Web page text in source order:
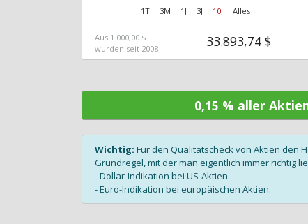
1T 3M 1J 3J 10J Alles
Aus 1.000,00 $
wurden seit 2008
33.893,74 $
0,15 % aller
Wichtig: Für den Qualitätscheck von Aktien den
Grundregel, mit der man eigentlich immer richtig
- Dollar-Indikation bei US-Aktien
- Euro-Indikation bei europäischen Aktien.